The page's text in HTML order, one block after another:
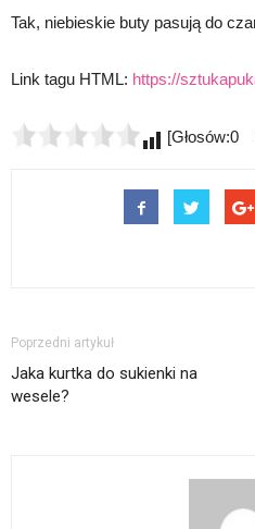
Tak, niebieskie buty pasują do
Link tagu HTML: https://
[Głosów:0
Poprzedni artykuł
Jaka kurtka do sukienki na
wesele?